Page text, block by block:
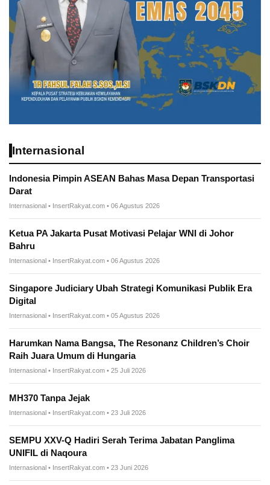
Internasional
Indonesia Pimpin ASEAN Bahas Masa Depan Transportasi
Darat
Internasional • InsertRakyat.com • 06 Agustus 2026
Ketua PA Jakarta Pusat Motivasi Pelajar WNI di Johor
Bahru
Internasional • InsertRakyat.com • 06 Agustus 2026
Singapore Judiciary Ubah Strategi Komunikasi Publik Era
Digital
Internasional • InsertRakyat.com • 05 Agustus 2026
Harumkan Nama Bangsa, The Resonanz Children’s Choir
Raih Juara Umum di Hungaria
Internasional • InsertRakyat.com • 25 Juli 2026
MH370 Tanpa Jejak
Internasional • InsertRakyat.com • 23 Juli 2026
SEMPU XXV-Q Hadiri Serah Terima Jabatan Panglima
UNIFIL di Naqoura
Internasional • InsertRakyat.com • 23 Juni 2026